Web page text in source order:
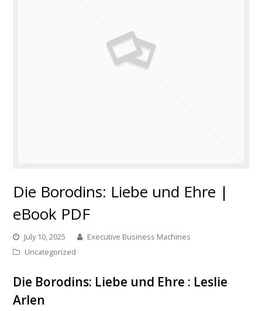
Die Borodins: Liebe und Ehre |
eBook PDF
July 10, 2025
Executive Business Machines
Uncategorized
Die Borodins: Liebe und Ehre : Leslie
Arlen